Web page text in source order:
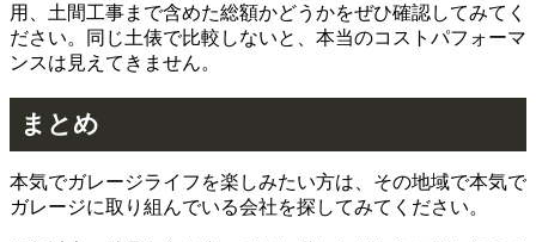
用、土間工事まで含めた総額かどうかをぜひ確認してみてく
ださい。同じ土俵で比較しないと、本当のコストパフォーマ
ンスは見えてきません。
まとめ
本気でガレージライフを楽しみたい方は、その地域で本気で
ガレージに取り組んでいる会社を探してみてください。